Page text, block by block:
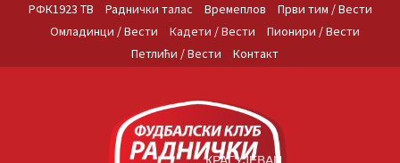
РФК1923 ТВ Раднички талас Времеплов
Први тим / Вести
Омладинци / Вести
Кадети / Вести
Пионири / Вести
Петлићи / Вести
Контакт